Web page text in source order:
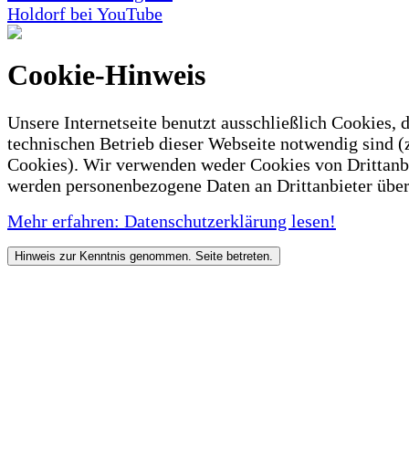
Holdorf bei YouTube
Cookie-Hinweis
Unsere Internetseite benutzt ausschließlich Cookies,
technischen Betrieb dieser Webseite notwendig sind
Cookies). Wir verwenden weder Cookies von
werden personenbezogene Daten an Drittanbieter
Mehr erfahren: Datenschutzerklärung lesen!
Hinweis zur Kenntnis genommen. Seite betreten.